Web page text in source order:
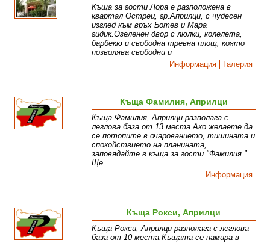
Къща за гости Лора е разположена в
квартал Острец, гр.Априлци, с чудесен
изглед към връх Ботев и Мара
гидик.Озеленен двор с люлки, колелета,
барбекю и свободна тревна площ, която
позволява свободни и
Информация
Галерия
Къща Фамилия, Априлци
Къща Фамилия, Априлци разполага с
леглова база от 13 места.Ако желаете да
се потопите в очарованието, тишината и
спокойствието на планината,
заповядайте в къща за гости "Фамилия ".
Ще
Информация
Къща Рокси, Априлци
Къща Рокси, Априлци разполага с леглова
база от 10 места.Къщата се намира в